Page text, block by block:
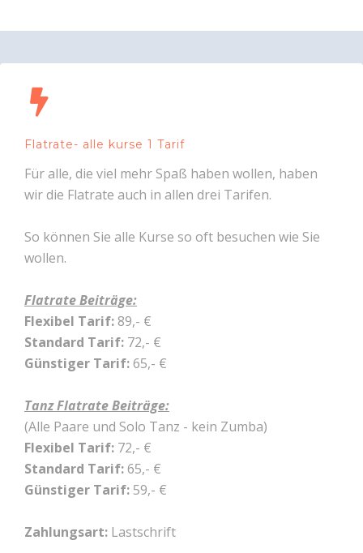
Flatrate- alle kurse 1 Tarif
Für alle, die viel mehr Spaß haben wollen, haben
wir die Flatrate auch in allen drei Tarifen.
So können Sie alle Kurse so oft besuchen wie Sie
wollen.
Flatrate Beiträge:
Flexibel Tarif: 89,- €
Standard Tarif: 72,- €
Günstiger Tarif:65,- €
Tanz Flatrate Beiträge:
(Alle Paare und Solo Tanz - kein Zumba)
Flexibel Tarif: 72,- €
Standard Tarif:65,- €
Günstiger Tarif: 59,- €
Zahlungsart: Lastschrift